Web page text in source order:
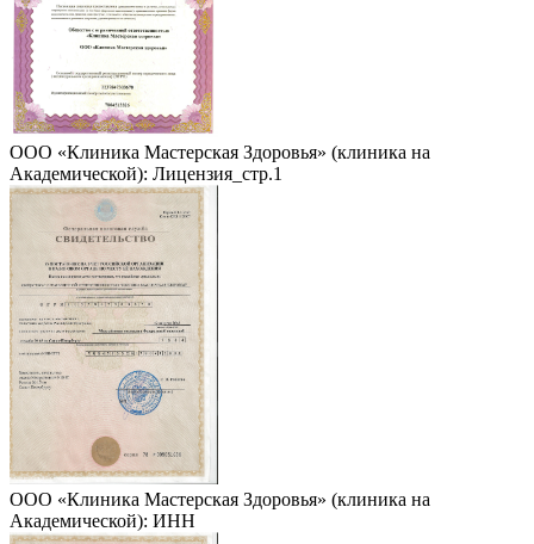
ООО «Клиника Мастерская Здоровья» (клиника на
Академической): Лицензия_стр.1
ООО «Клиника Мастерская Здоровья» (клиника на
Академической): ИНН